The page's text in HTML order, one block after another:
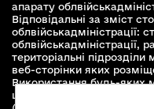
апарату
Відповідальні за зміст
облвійськадміністрації:
облвійськадміністрації,
територіальні підрозділи
веб-сторінки яких
Використання будь-яких
цьому сайті,